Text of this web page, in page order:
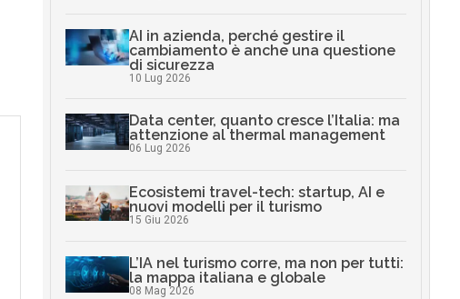
AI in azienda, perché gestire il
cambiamento è anche una questione
di sicurezza
10 Lug 2026
Data center, quanto cresce l’Italia: ma
attenzione al thermal management
06 Lug 2026
Ecosistemi travel-tech: startup, AI e
nuovi modelli per il turismo
15 Giu 2026
L’IA nel turismo corre, ma non per tutti:
la mappa italiana e globale
08 Mag 2026